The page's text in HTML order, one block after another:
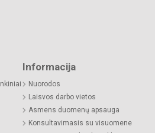
Informacija
Nuorodos
Laisvos darbo vietos
Asmens duomenų apsauga
Konsultavimasis su visuomene